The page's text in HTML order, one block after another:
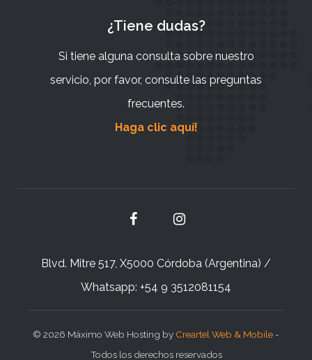
¿Tiene dudas?
Si tiene alguna consulta sobre nuestro
servicio, por favor, consulte las preguntas
frecuentes.
Haga clic aquí!
Blvd. Mitre 517, X5000 Córdoba (Argentina) /
Whatsapp: +54 9 3512081154
© 2026 Máximo Web Hosting by Creartel Web & Mobile -
Todos los derechos reservados